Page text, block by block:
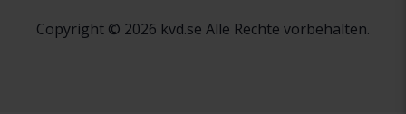
Copyright © 2026 kvd.se Alle Rechte vorbehalten.